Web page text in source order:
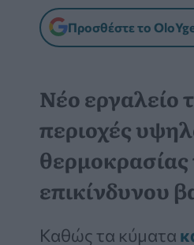
Προσθέστε το
Νέο εργαλείο
περιοχές
επικίνδυνου
Καθώς τα κύματα